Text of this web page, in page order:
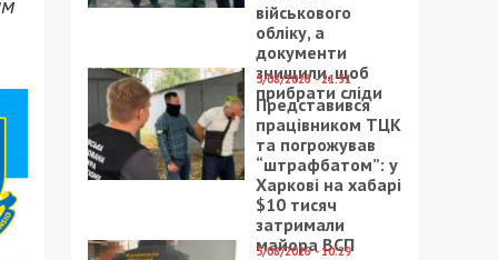
військового
обліку, а
документи
знищили, щоб
прибрати сліди
5/08/2026 - 21:31
Представився
працівником ТЦК
та погрожував
“штрафбатом”: у
Харкові на хабарі
$10 тисяч
затримали
майора ВСП
5/08/2026 - 10:29